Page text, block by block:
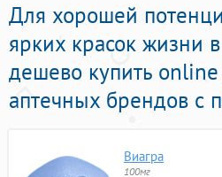
Для хорошей
ярких красок жизни
дешево купить
аптечных брендов с
Виагра
100мг